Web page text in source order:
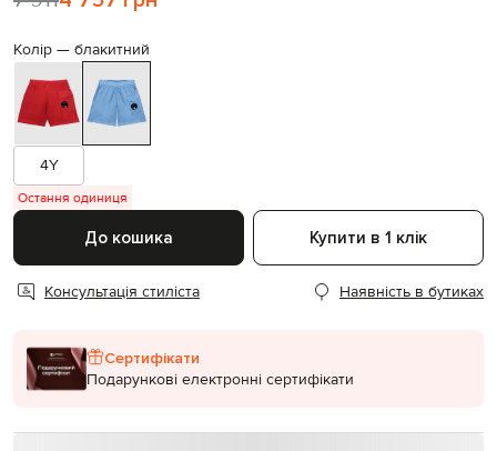
Колір — блакитний
4Y
Остання одиниця
До кошика Купити в 1 клік
Консультація стиліста Наявність в бутиках
Сертифікати
Подарункові електронні сертифікати